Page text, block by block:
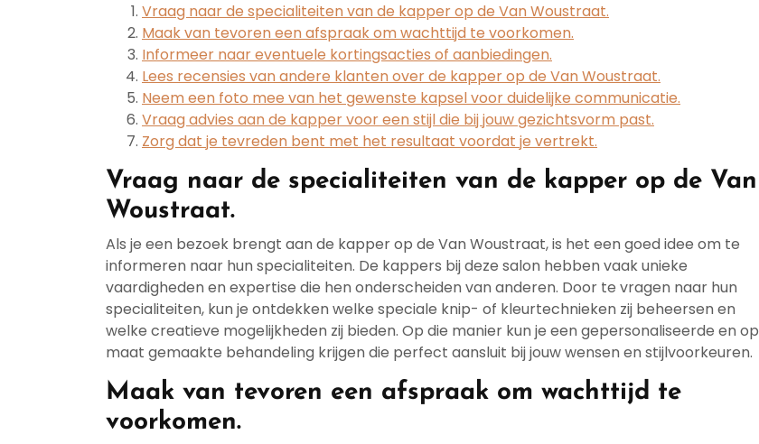
Vraag naar de specialiteiten van de kapper op de Van Woustraat.
Maak van tevoren een afspraak om wachttijd te voorkomen.
Informeer naar eventuele kortingsacties of aanbiedingen.
Lees recensies van andere klanten over de kapper op de Van Woustraat.
Neem een foto mee van het gewenste kapsel voor duidelijke communicatie.
Vraag advies aan de kapper voor een stijl die bij jouw gezichtsvorm past.
Zorg dat je tevreden bent met het resultaat voordat je vertrekt.
Vraag naar de specialiteiten van de kapper op de Van
Woustraat.
Als je een bezoek brengt aan de kapper op de Van Woustraat, is het een goed idee om te
informeren naar hun specialiteiten. De kappers bij deze salon hebben vaak unieke
vaardigheden en expertise die hen onderscheiden van anderen. Door te vragen naar hun
specialiteiten, kun je ontdekken welke speciale knip- of kleurtechnieken zij beheersen en
welke creatieve mogelijkheden zij bieden. Op die manier kun je een gepersonaliseerde en op
maat gemaakte behandeling krijgen die perfect aansluit bij jouw wensen en stijlvoorkeuren.
Maak van tevoren een afspraak om wachttijd te
voorkomen.